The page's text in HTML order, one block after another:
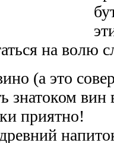
на волю
(а это
вин
приятно!